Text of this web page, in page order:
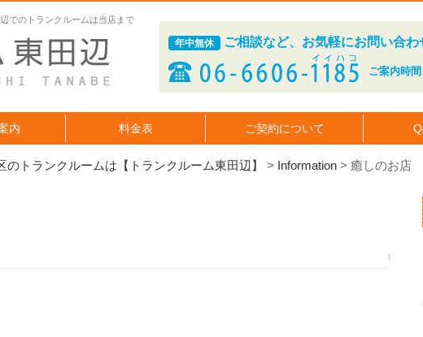
でのトランクルームは当店まで
年中無休 ご相談など、お気軽にお問い合わ
ご案内時
内 料金表 ご契約について
トランクルームは【トランクルーム東田辺】 > Information > 癒しのお店